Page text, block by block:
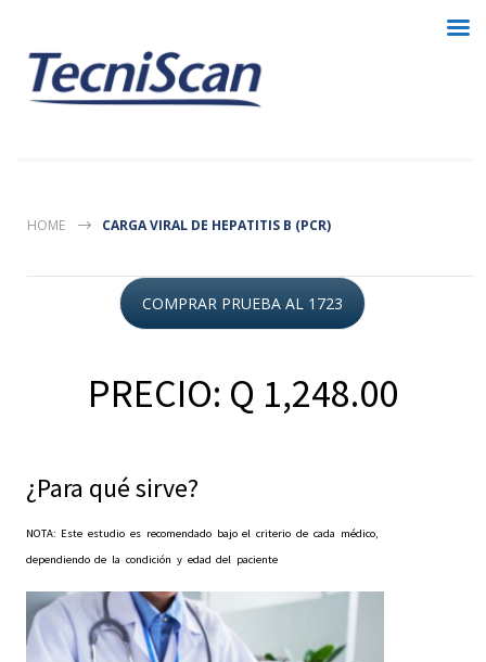
HOME CARGA VIRAL DE HEPATITIS B (PCR)
COMPRAR PRUEBA AL 1723
PRECIO: Q 1,248.00
¿Para qué sirve?
NOTA: Este estudio es recomendado bajo el criterio de cada médico,
dependiendo de la condición y edad del paciente